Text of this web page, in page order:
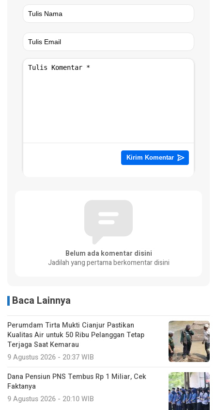
Belum ada komentar disini
Jadilah yang pertama berkomentar disini
Baca Lainnya
Perumdam Tirta Mukti Cianjur Pastikan
Kualitas Air untuk 50 Ribu Pelanggan Tetap
Terjaga Saat Kemarau
9 Agustus 2026 - 20:37 WIB
Dana Pensiun PNS Tembus Rp 1 Miliar, Cek
Faktanya
9 Agustus 2026 - 20:10 WIB